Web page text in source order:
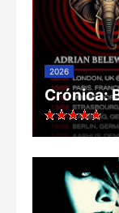
2026
Crónica: